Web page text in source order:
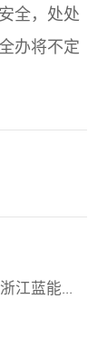
全，处处
办将不定
Next：点赞！2019“绍兴工匠”名单出炉，浙江蓝能董光世光荣上榜！